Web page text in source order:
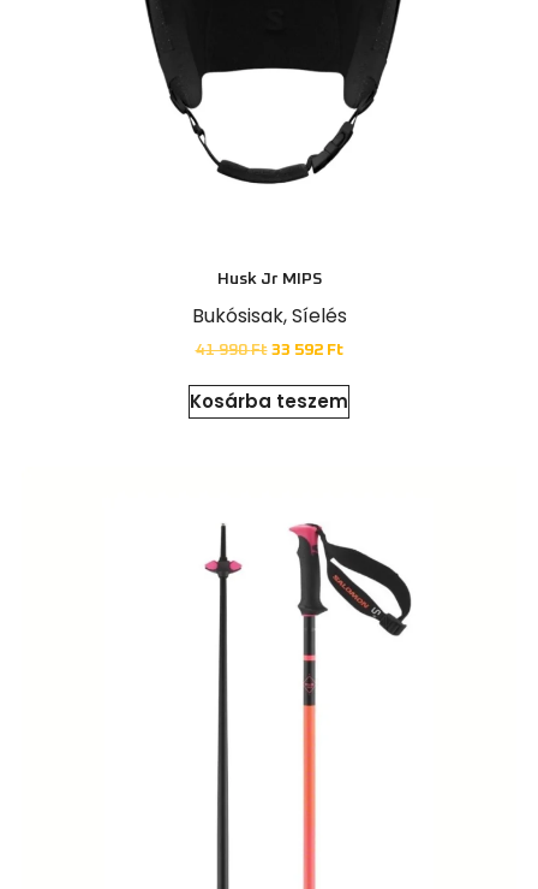
Husk Jr MIPS
Bukósisak,Síelés
41 990Ft 33 592 Ft
Kosárba teszem